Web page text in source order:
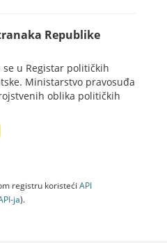
Republike
u Registar političkih
Ministarstvo pravosuđa
oblika političkih
registru koristeći API
jа).